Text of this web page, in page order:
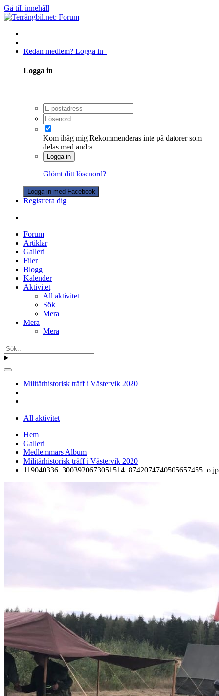
Gå till innehåll
Redan medlem? Logga in
Logga in
Kom ihåg mig Rekommenderas inte på datorer som
delas med andra
Logga in
Glömt ditt lösenord?
Logga in med Facebook
Registrera dig
Forum
Artiklar
Galleri
Filer
Blogg
Kalender
Aktivitet
All aktivitet
Sök
Mera
Mera
Mera
Militärhistorisk träff i Västervik 2020
All aktivitet
Hem
Galleri
Medlemmars Album
Militärhistorisk träff i Västervik 2020